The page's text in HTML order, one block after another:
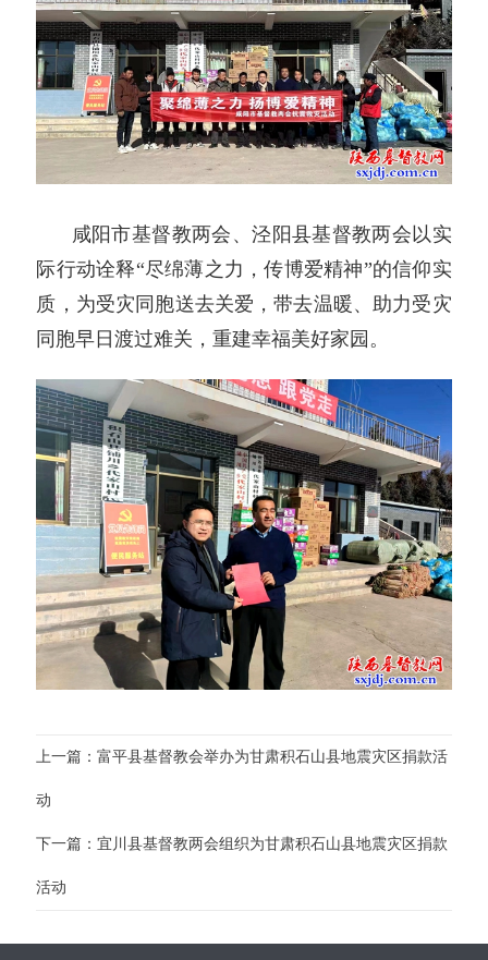
咸阳市基督教两会、泾阳县基督教两会以实
际行动诠释“尽绵薄之力，传博爱精神”的信仰实
质，为受灾同胞送去关爱，带去温暖、助力受灾
同胞早日渡过难关，重建幸福美好家园。
上一篇：富平县基督教会举办为甘肃积石山县地震灾区捐款活
动
下一篇：宜川县基督教两会组织为甘肃积石山县地震灾区捐款
活动